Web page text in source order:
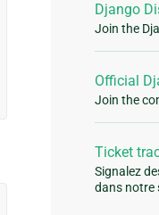
Django
Join the
Official
Join the
Ticket
Signalez
dans notre